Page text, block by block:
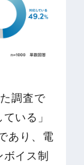
調査で
いる」
あり、電
イス制